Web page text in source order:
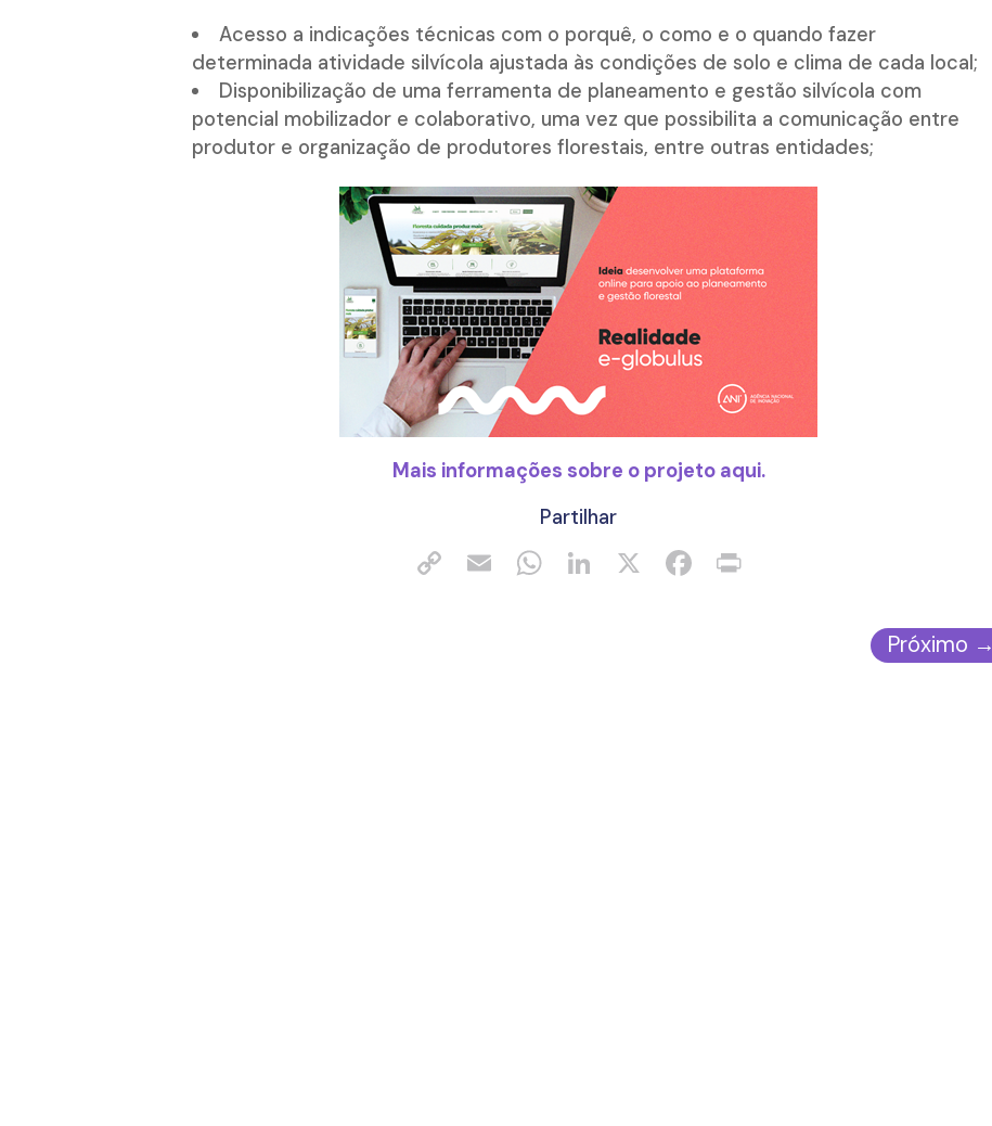
Acesso a indicações técnicas com o porquê, o como e o quando fazer
determinada atividade silvícola ajustada às condições de solo e clima de cada local;
Disponibilização de uma ferramenta de planeamento e gestão silvícola com
potencial mobilizador e colaborativo, uma vez que possibilita a comunicação entre
produtor e organização de produtores florestais, entre outras entidades;
Mais informações sobre o projeto aqui.
Partilhar
Próximo →